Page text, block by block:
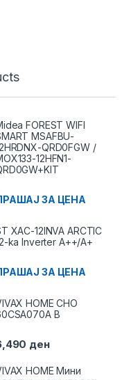
FOREST WIFI
MSAFBU-
QRD0FGW /
12HFN1-
ЗА ЦЕНА
XAC-12INVA ARCTIC
ka Inverter A++/A+
ЗА ЦЕНА
HOME CHO
B
ден
HOME Мини